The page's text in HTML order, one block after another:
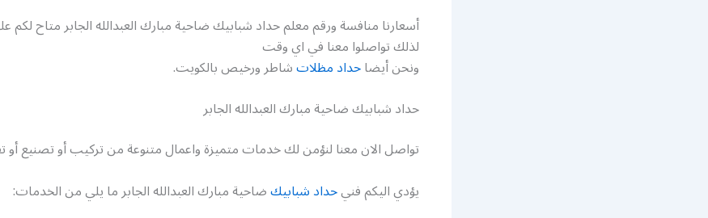
أسعارنا منافسة ورقم معلم حداد شبابيك ضاحية مبارك العبدالله الجابر متاح لكم
لذلك تواصلوا معنا في اي وقت
ونحن أيضاحداد مظلاتشاطر ورخيص بالكويت.
حداد شبابيك ضاحية مبارك العبدالله الجابر
تواصل الان معنا لنؤمن لك خدمات متميزة واعمال متنوعة من تركيب أو تصنيع
يؤدي اليكم فنيحداد شبابيكضاحية مبارك العبدالله الجابر ما يلي من الخدمات: